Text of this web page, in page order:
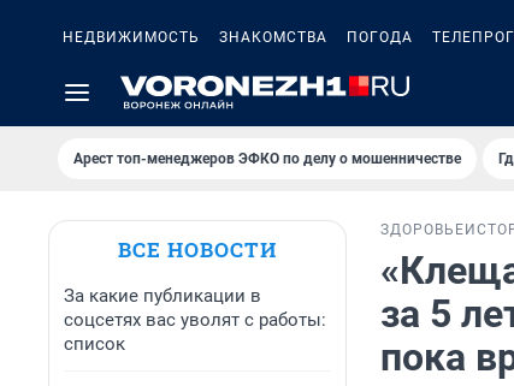
НЕДВИЖИМОСТЬ ЗНАКОМСТВА ПОГОДА
Арест топ-менеджеров ЭФКО по делу о мошенничестве
ВСЕ НОВОСТИ
За какие публикации в
соцсетях вас уволят с работы:
список
ЗДОРОВЬЕ
за 5
пока